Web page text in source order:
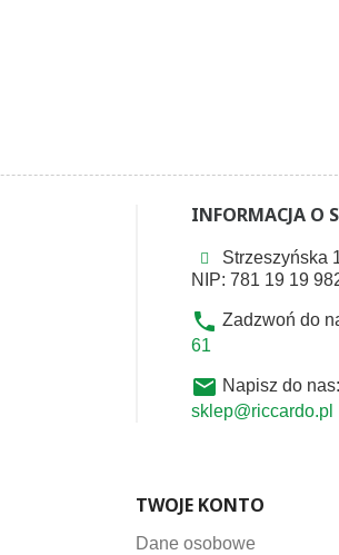
INFORMACJA O
Strzeszyńska
NIP: 781 19 19
phone Zadzwoń do
61
email Napisz do nas:
sklep@riccardo.pl
TWOJE KONTO
Dane osobowe